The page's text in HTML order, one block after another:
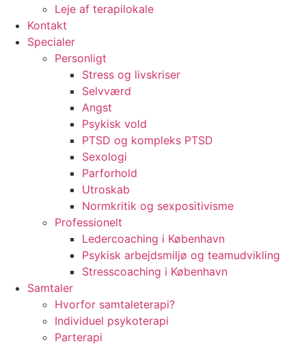
Leje af terapilokale
Kontakt
Specialer
Personligt
Stress og livskriser
Selvværd
Angst
Psykisk vold
PTSD og kompleks PTSD
Sexologi
Parforhold
Utroskab
Normkritik og sexpositivisme
Professionelt
Ledercoaching i København
Psykisk arbejdsmiljø og teamudvikling
Stresscoaching i København
Samtaler
Hvorfor samtaleterapi?
Individuel psykoterapi
Parterapi